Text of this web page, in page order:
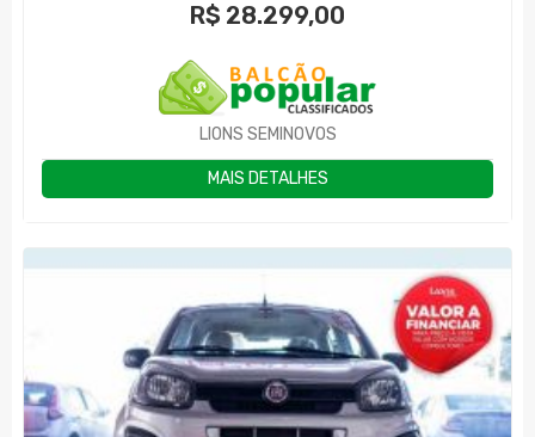
R$ 28.299,00
LIONS SEMINOVOS
MAIS DETALHES